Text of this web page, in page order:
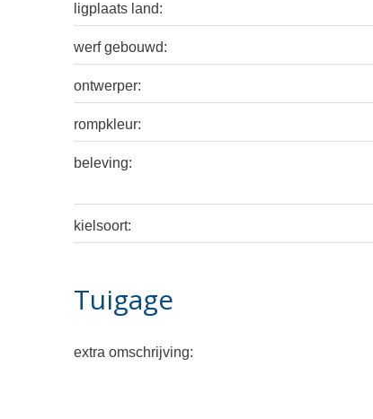
ligplaats land:
werf gebouwd:
ontwerper:
rompkleur:
beleving:
kielsoort:
Tuigage
extra omschrijving: